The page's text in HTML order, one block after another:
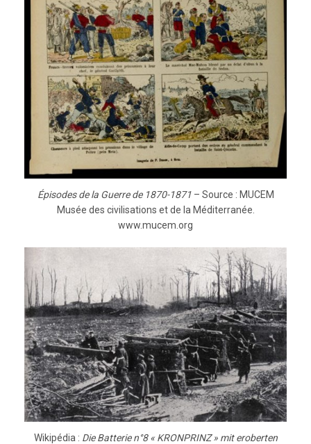
Épisodes de la Guerre de 1870-1871– Source : MUCEM
Musée des civilisations et de la Méditerranée.
www.mucem.org
Wikipédia : Die Batterie n°8 « KRONPRINZ » mit eroberten